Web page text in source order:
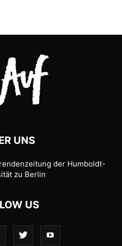
UNS
der Humboldt-
zu Berlin
US